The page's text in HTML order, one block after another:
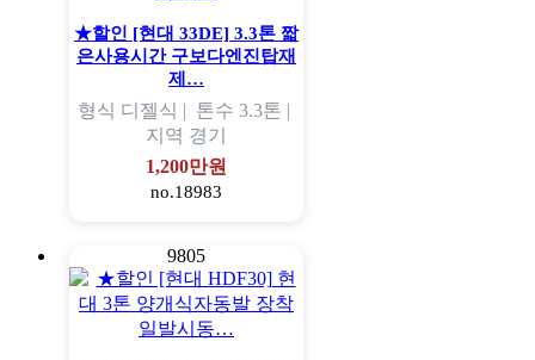
★할인 [현대 33DE] 3.3톤 짧
은사용시간 구보다엔진탑재
제…
형식 디젤식 | 톤수 3.3톤 |
지역 경기
1,200만원
no.18983
9805